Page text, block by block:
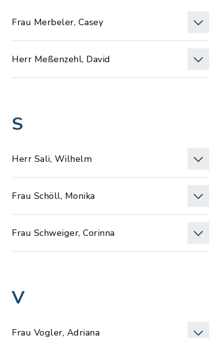
Frau Merbeler, Casey
Herr Meßenzehl, David
S
Herr Sali, Wilhelm
Frau Schöll, Monika
Frau Schweiger, Corinna
V
Frau Vogler, Adriana